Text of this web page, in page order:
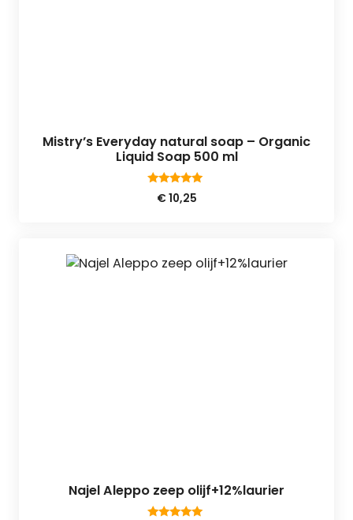
Mistry’s Everyday natural soap – Organic
Liquid Soap 500 ml
4.75
van 5
€10,25
Najel Aleppo zeep olijf+12%laurier